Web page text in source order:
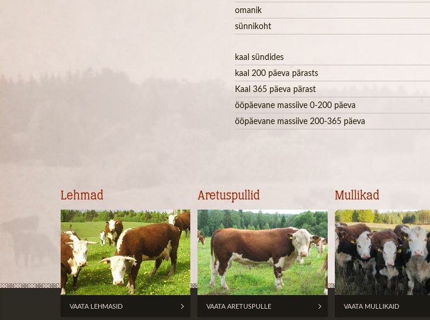
omanik
sünnikoht
kaal sündides
kaal 200 päeva pärasts
Kaal 365 päeva pärast
ööpäevane massiive 0-200 päeva
ööpäevane massiive 200-365 päeva
Lehmad
VAATA LEHMASID
Aretuspullid
VAATA ARETUSPULLE
Mullikad
VAATA MULLIKAID